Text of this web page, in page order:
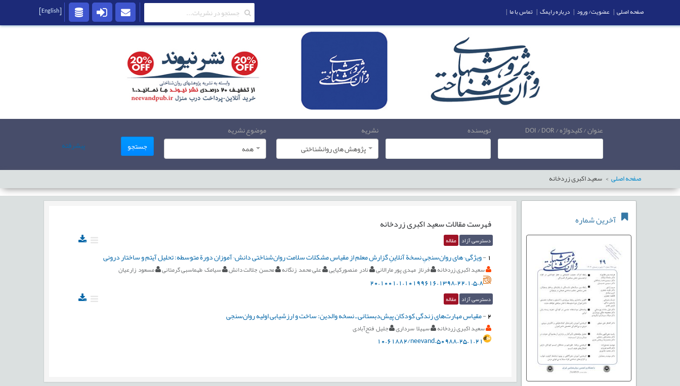
عنوان / کلیدواژه / DOI / DOR نویسنده
نشریه
پژوهش های روانشناختی
موضوع نشریه
همه
جستجو پیشرفته
صفحه اصلی سعید اکبری زردخانه
آخرین شماره فهرست مقالاتسعید اکبری زردخانه
دسترسی آزاد مقاله
1
-ویژگی¬های روان‌سنجیِ نسخة آنلاینِ گزارش معلم از مقیاس مشکلات سلامت روان‌شناختی دانش¬آموزان دورة متوسطه: تحلیل آیتم و ساختار درونی
سعید اکبری زردخانه فرناز مهدی پور مارالانی نادر منصورکیایی علی محمد زنگانه محسن جلالت دانش سیامک طهماسبی گرمتانی مسعود زارعیان
20.1001.1.10199616.1398.22.1.5.8
دسترسی آزاد مقاله
2
-مقیاس مهارت‌های زندگی کودکان پیش‌دبستانی ـ نسخه والدین: ساخت و ارزشیابی اولیه روان‌سنجی
سعید اکبری زردخانه سهیلا سرداری جلیل فتح‌آبادی
10.61882/neevand.50988.25.1.21
صفحه اصلی | عضویت/ ورود | درباره رایمگ | تماس با ما |
[English]